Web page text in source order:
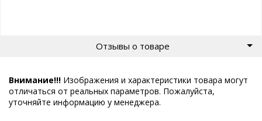
Отзывы о товаре
Внимание!!! Изображения и характеристики товара могут
отличаться от реальных параметров. Пожалуйста,
уточняйте информацию у менеджера.